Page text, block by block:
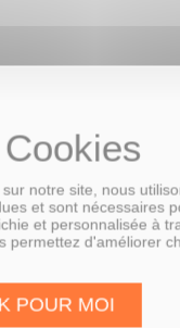
notre site, nous
et sont nécessaires
et personnalisée à
permettez d'améliorer
POUR MOI